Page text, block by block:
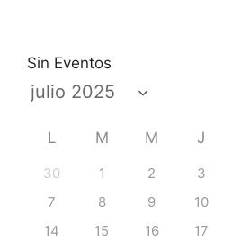
Sin Eventos
L M M J
30 1 2 3
7
8 9 10
14
15 16 17